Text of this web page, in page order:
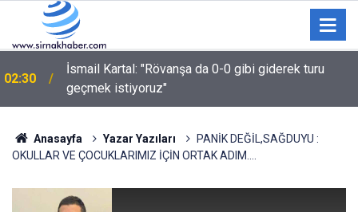
02:30
İsmail Kartal: "Rövanşa da 0-0 gibi giderek turu
geçmek istiyoruz"
Anasayfa Yazar Yazıları
PANİK DEĞİL,SAĞDUYU :
OKULLAR VE ÇOCUKLARIMIZ İÇİN ORTAK ADIM….